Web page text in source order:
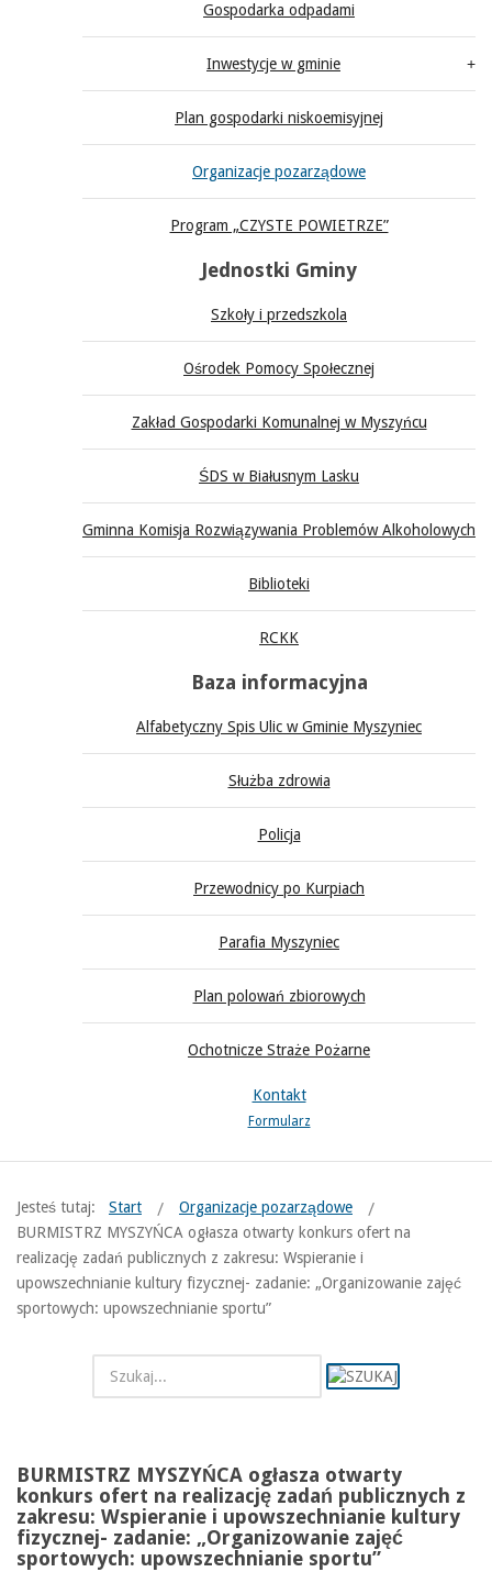
Gospodarka odpadami
Inwestycje w gminie
Plan gospodarki niskoemisyjnej
Organizacje pozarządowe
Program „CZYSTE POWIETRZE”
Jednostki Gminy
Szkoły i przedszkola
Ośrodek Pomocy Społecznej
Zakład Gospodarki Komunalnej w Myszyńcu
ŚDS w Białusnym Lasku
Gminna Komisja Rozwiązywania Problemów Alkoholowych
Biblioteki
RCKK
Baza informacyjna
Alfabetyczny Spis Ulic w Gminie Myszyniec
Służba zdrowia
Policja
Przewodnicy po Kurpiach
Parafia Myszyniec
Plan polowań zbiorowych
Ochotnicze Straże Pożarne
Kontakt
Formularz
Jesteś tutaj: Start
Organizacje pozarządowe
BURMISTRZ MYSZYŃCA ogłasza otwarty konkurs ofert na
realizację zadań publicznych z zakresu: Wspieranie i
upowszechnianie kultury fizycznej- zadanie: „Organizowanie zajęć
sportowych: upowszechnianie sportu”
BURMISTRZ MYSZYŃCA ogłasza otwarty
konkurs ofert na realizację zadań publicznych z
zakresu: Wspieranie i upowszechnianie kultury
fizycznej- zadanie: „Organizowanie zajęć
sportowych: upowszechnianie sportu”